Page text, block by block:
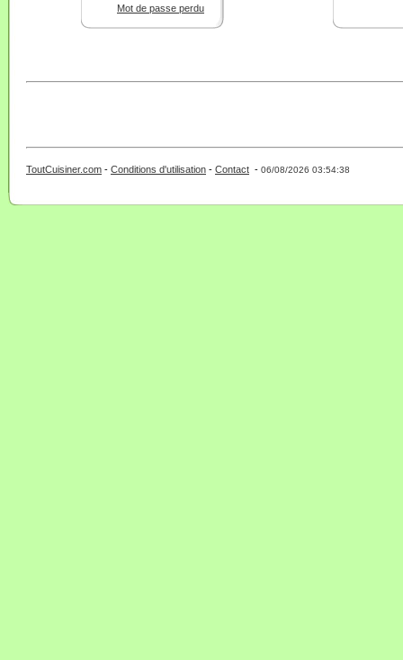
Mot de passe perdu
ToutCuisiner.com - Conditions d'utilisation - Contact - 06/08/2026 03:54:38